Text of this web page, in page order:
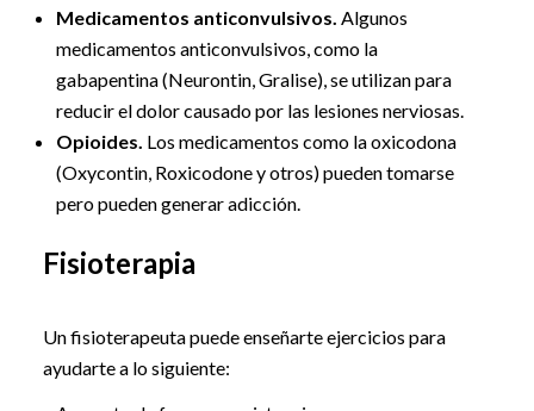
Medicamentos anticonvulsivos.Algunos
medicamentos anticonvulsivos, como la
gabapentina (Neurontin, Gralise), se utilizan para
reducir el dolor causado por las lesiones nerviosas.
Opioides. Los medicamentos como la oxicodona
(Oxycontin, Roxicodone y otros) pueden tomarse
pero pueden generar adicción.
Fisioterapia
Un fisioterapeuta puede enseñarte ejercicios para
ayudarte a lo siguiente: